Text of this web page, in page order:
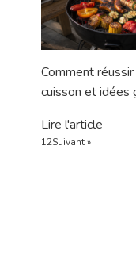
Comment
cuisson et idées
Lire l'article
12Suivant »